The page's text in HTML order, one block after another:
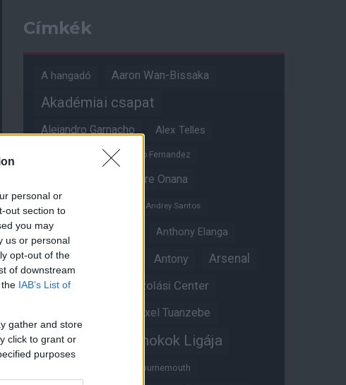
personal or
out section to
you may
us or personal
opt-out of the
of downstream
IAB’s List of
gather and store
click to grant or
purposes
Címkék
A hangadó Aaron Wan-Bissaka
Akadémiai csapat
Alejandro Garnacho Alex Telles
Alvaro Fernandez
Andre Onana
Andreas Pereira
Andrey Santos
Angol válogatott Anthony Elanga
Anthony Martial Antony Arsenal
Aston Villa Átigazolási Center
Axel Tuanzebe
Ayden Heaven Bajnokok Ligája
Bournemouth